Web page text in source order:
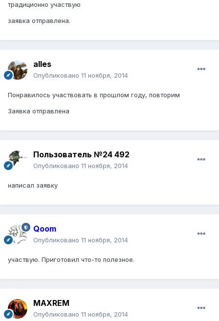
традиционно участвую
заявка отправлена.
alles
Опубликовано 11 ноября, 2014
Понравилось участвовать в прошлом году, повторим
Заявка отправлена
Пользователь №24 492
Опубликовано 11 ноября, 2014
написал заявку
Qoom
Опубликовано 11 ноября, 2014
участвую. Приготовил что-то полезное.
MAXREM
Опубликовано 11 ноября, 2014